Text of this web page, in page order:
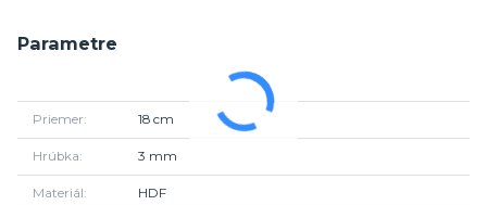
Parametre
Priemer 18 cm
Hrúbka 3 mm
Materiál HDF